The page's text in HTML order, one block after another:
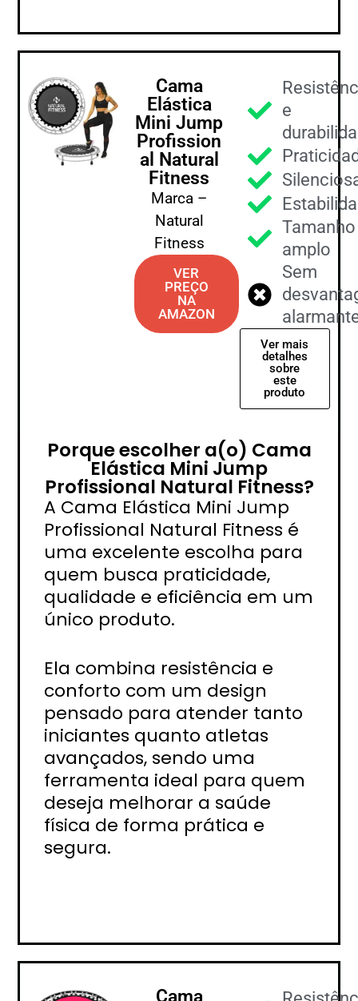
Cama
Elástica
Mini Jump
Profission
al Natural
Fitness
Marca –
Natural
Fitness
VER
PREÇO
NA
AMAZON
e
Tamanho
amplo
Sem
Ver mais
detalhes
sobre
este
produto
Porque escolher a(o) Cama
Elástica Mini Jump
Profissional Natural Fitness?
A Cama Elástica Mini Jump
Profissional Natural Fitness é
uma excelente escolha para
quem busca praticidade,
qualidade e eficiência em um
único produto.
Ela combina resistência e
conforto com um design
pensado para atender tanto
iniciantes quanto atletas
avançados, sendo uma
ferramenta ideal para quem
deseja melhorar a saúde
física de forma prática e
segura.